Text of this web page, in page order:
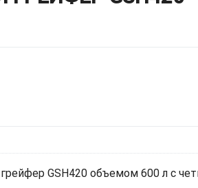
GSH420 объемом 600 л с